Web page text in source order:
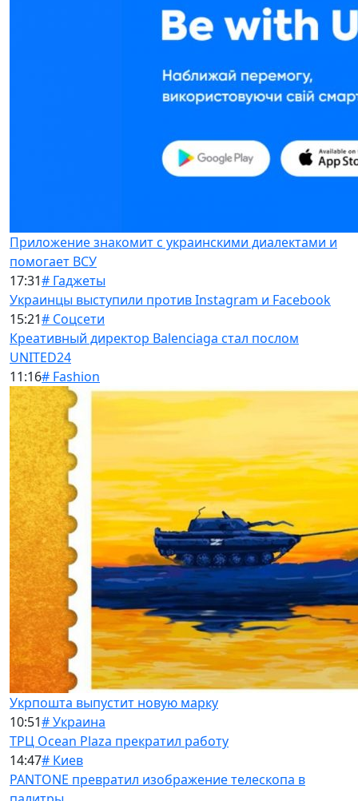
Приложение знакомит с украинскими диалектами и
помогает ВСУ
17:31# Гаджеты
Украинцы выступили против Instagram и Facebook
15:21# Соцсети
Креативный директор Balenciaga стал послом
UNITED24
11:16# Fashion
Укрпошта выпустит новую марку
10:51# Украина
ТРЦ Ocean Plaza прекратил работу
14:47# Киев
PANTONE превратил изображение телескопа в